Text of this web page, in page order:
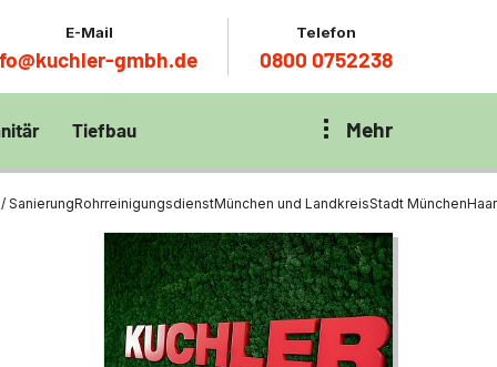
E-Mail
gmbh.de
Telefon
0800 0752238
Klärbecken
per
Zentrum München
Tiefbau Mehr
SanierungRohrreinigungsdienstMünchen und LandkreisStadt MünchenHaar